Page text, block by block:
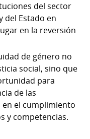
del sector
del Estado en
en la reversión
de género no
social, sino que
para
de las
el cumplimiento
y competencias.